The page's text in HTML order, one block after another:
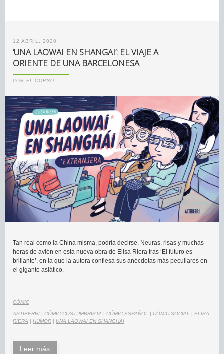
12 ABRIL, 2020
‘UNA LAOWAI EN SHANGAI’: EL VIAJE A
ORIENTE DE UNA BARCELONESA
POR EL CORSO
Tan real como la China misma, podría decirse. Neuras, risas y muchas
horas de avión en esta nueva obra de Elisa Riera tras ‘El futuro es
brillante’, en la que la autora confiesa sus anécdotas más peculiares en
el gigante asiático.
CÓMIC
ASTIBERRI | CÓMIC COSTUMBRISTA | CÓMIC ESPAÑOL | CÓMIC SOCIAL | ELISA
RIERA | HUMOR | UNA LAOWAI EN SHANGHAI
Leer más